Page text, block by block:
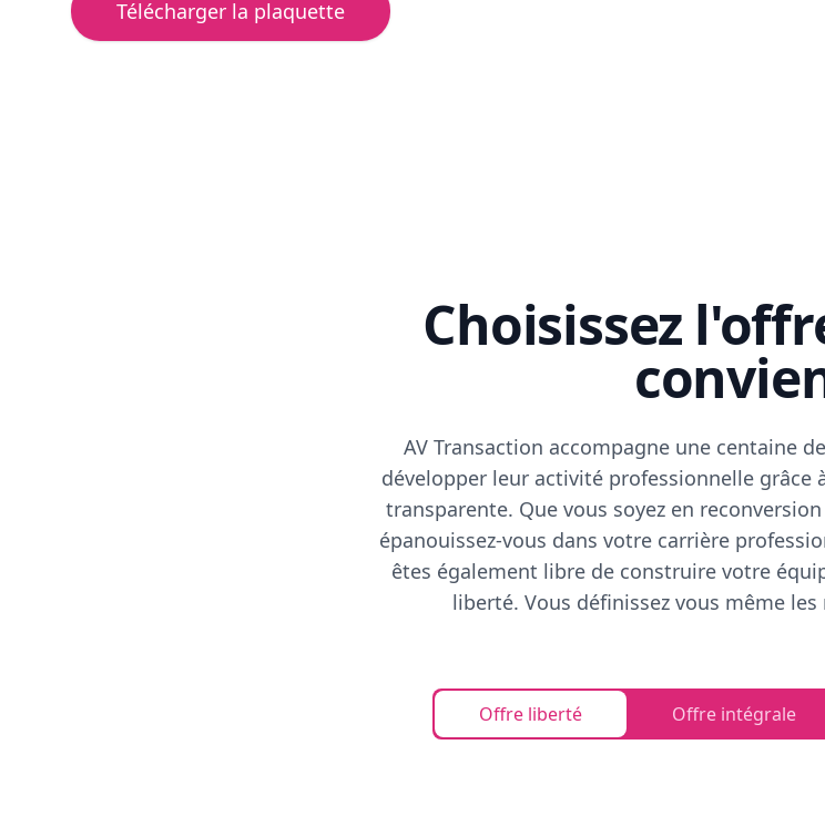
Télécharger la plaquette
Choisissez
AV Transaction accompagne une centaine
développer leur activité professionnelle grâce
transparente. Que vous soyez en
épanouissez-vous dans votre carrière
êtes également libre de construire votre
liberté. Vous définissez vous même
Offre liberté Offre intégrale